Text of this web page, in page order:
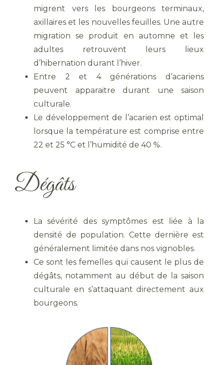
migrent vers les bourgeons terminaux,
axillaires et les nouvelles feuilles. Une autre
migration se produit en automne et les
adultes retrouvent leurs lieux
d’hibernation durant l’hiver.
Entre 2 et 4 générations d’acariens
peuvent apparaitre durant une saison
culturale.
Le développement de l’acarien est optimal
lorsque la température est comprise entre
22 et 25 °C et l’humidité de 40 %.
Dégâts
La sévérité des symptômes est liée à la
densité de population. Cette dernière est
généralement limitée dans nos vignobles.
Ce sont les femelles qui causent le plus de
dégâts, notamment au début de la saison
culturale en s’attaquant directement aux
bourgeons.